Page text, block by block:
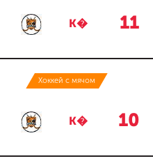
К� 11
Хоккей с мячом
К� 10